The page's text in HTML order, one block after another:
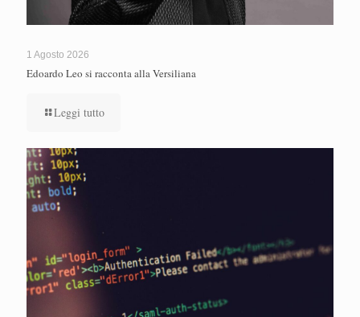
1 Agosto 2026
Edoardo Leo si racconta alla Versiliana
Leggi tutto